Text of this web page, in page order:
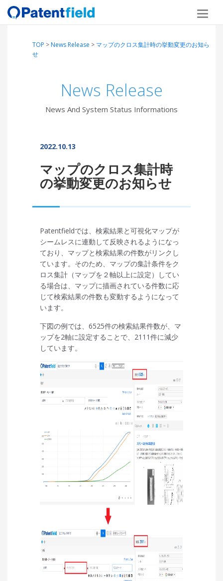
TOP >News Release > マップのクロス集計時の挙動変更のお知ら
せ
News Release
News And System Status Informations
2022.10.13
マップのクロス集計時
の挙動変更のお知らせ
Patentfieldでは、検索結果と可視化マップが
シームレスに連動して反映されるようになっ
ており、マップと検索結果の件数がリンクし
ています。そのため、マップの集計条件をク
ロス集計（マップを２軸以上に設定）してい
る場合は、マップに描画されている件数に応
じて検索結果の件数も変動するようになって
います。
下図の例では、6525件の検索結果件数が、マ
ップを2軸に設定することで、2111件に減少
しています。